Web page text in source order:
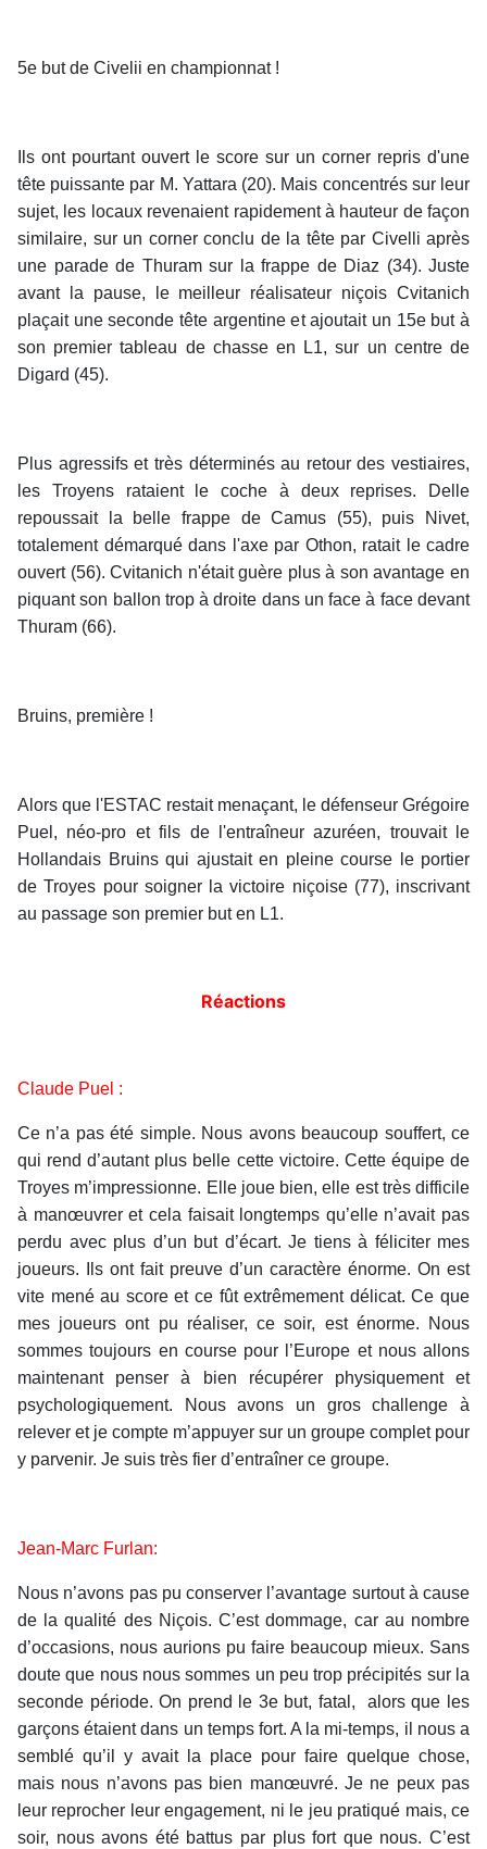
5e but de Civelii en championnat !
Ils ont pourtant ouvert le score sur un corner repris d'une
tête puissante par M. Yattara (20). Mais concentrés sur leur
sujet, les locaux revenaient rapidement à hauteur de façon
similaire, sur un corner conclu de la tête par Civelli après
une parade de Thuram sur la frappe de Diaz (34). Juste
avant la pause, le meilleur réalisateur niçois Cvitanich
plaçait une seconde tête argentine et ajoutait un 15e but à
son premier tableau de chasse en L1, sur un centre de
Digard (45).
Plus agressifs et très déterminés au retour des vestiaires,
les Troyens rataient le coche à deux reprises. Delle
repoussait la belle frappe de Camus (55), puis Nivet,
totalement démarqué dans l'axe par Othon, ratait le cadre
ouvert (56). Cvitanich n'était guère plus à son avantage en
piquant son ballon trop à droite dans un face à face devant
Thuram (66).
Bruins, première !
Alors que l'ESTAC restait menaçant, le défenseur Grégoire
Puel, néo-pro et fils de l'entraîneur azuréen, trouvait le
Hollandais Bruins qui ajustait en pleine course le portier
de Troyes pour soigner la victoire niçoise (77), inscrivant
au passage son premier but en L1.
Réactions
Claude Puel :
Ce n’a pas été simple. Nous avons beaucoup souffert, ce
qui rend d’autant plus belle cette victoire. Cette équipe de
Troyes m’impressionne. Elle joue bien, elle est très difficile
à manœuvrer et cela faisait longtemps qu’elle n’avait pas
perdu avec plus d’un but d’écart. Je tiens à féliciter mes
joueurs. Ils ont fait preuve d’un caractère énorme. On est
vite mené au score et ce fût extrêmement délicat. Ce que
mes joueurs ont pu réaliser, ce soir, est énorme. Nous
sommes toujours en course pour l’Europe et nous allons
maintenant penser à bien récupérer physiquement et
psychologiquement. Nous avons un gros challenge à
relever et je compte m’appuyer sur un groupe complet pour
y parvenir. Je suis très fier d’entraîner ce groupe.
Jean-Marc Furlan:
Nous n’avons pas pu conserver l’avantage surtout à cause
de la qualité des Niçois. C’est dommage, car au nombre
d’occasions, nous aurions pu faire beaucoup mieux. Sans
doute que nous nous sommes un peu trop précipités sur la
seconde période. On prend le 3e but, fatal, alors que les
garçons étaient dans un temps fort. A la mi-temps, il nous a
semblé qu’il y avait la place pour faire quelque chose,
mais nous n’avons pas bien manœuvré. Je ne peux pas
leur reprocher leur engagement, ni le jeu pratiqué mais, ce
soir, nous avons été battus par plus fort que nous. C’est